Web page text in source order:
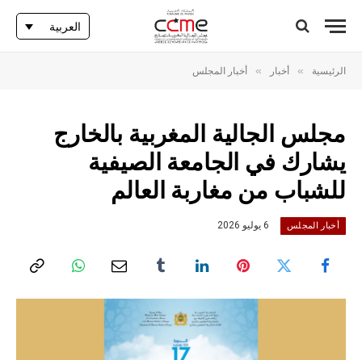
العربية
الرئيسية » أخبار » أخبار المجلس
مجلس الجالية المغربية بالخارج
يشارك في الجامعة الصيفية
للشباب من مغاربة العالم
أخبار المجلس 6 يوليو 2026